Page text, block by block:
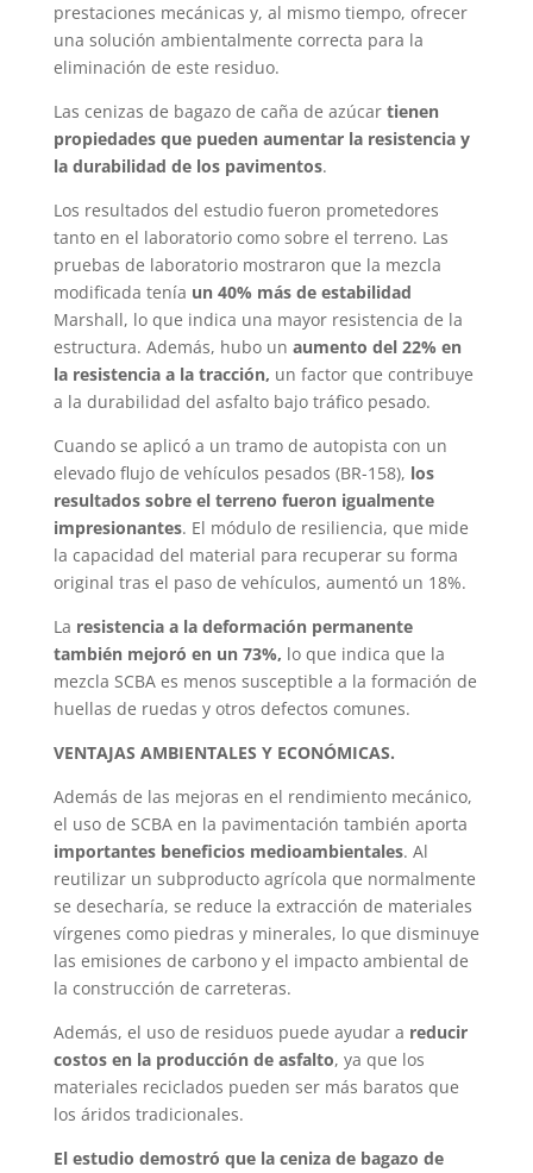
prestaciones mecánicas y, al mismo tiempo, ofrecer
una solución ambientalmente correcta para la
eliminación de este residuo.
Las cenizas de bagazo de caña de azúcar tienen
propiedades que pueden aumentar la resistencia y
la durabilidad de los pavimentos.
Los resultados del estudio fueron prometedores
tanto en el laboratorio como sobre el terreno. Las
pruebas de laboratorio mostraron que la mezcla
modificada tenía un 40% más de estabilidad
Marshall, lo que indica una mayor resistencia de la
estructura. Además, hubo un aumento del 22% en
la resistencia a la tracción, un factor que contribuye
a la durabilidad del asfalto bajo tráfico pesado.
Cuando se aplicó a un tramo de autopista con un
elevado flujo de vehículos pesados (BR-158), los
resultados sobre el terreno fueron igualmente
impresionantes. El módulo de resiliencia, que mide
la capacidad del material para recuperar su forma
original tras el paso de vehículos, aumentó un 18%.
La resistencia a la deformación permanente
también mejoró en un 73%, lo que indica que la
mezcla SCBA es menos susceptible a la formación de
huellas de ruedas y otros defectos comunes.
VENTAJAS AMBIENTALES Y ECONÓMICAS.
Además de las mejoras en el rendimiento mecánico,
el uso de SCBA en la pavimentación también aporta
importantes beneficios medioambientales. Al
reutilizar un subproducto agrícola que normalmente
se desecharía, se reduce la extracción de materiales
vírgenes como piedras y minerales, lo que disminuye
las emisiones de carbono y el impacto ambiental de
la construcción de carreteras.
Además, el uso de residuos puede ayudar a reducir
costos en la producción de asfalto, ya que los
materiales reciclados pueden ser más baratos que
los áridos tradicionales.
El estudio demostró que la ceniza de bagazo de